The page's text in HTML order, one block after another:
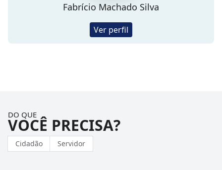
Fabrício Machado Silva
Ver perfil
DO QUE
VOCÊ PRECISA?
Cidadão Servidor